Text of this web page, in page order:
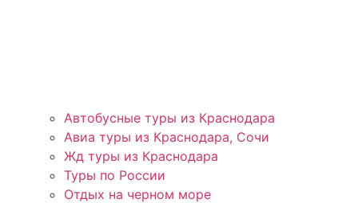
Автобусные туры из Краснодара
Авиа туры из Краснодара, Сочи
Жд туры из Краснодара
Туры по России
Отдых на черном море